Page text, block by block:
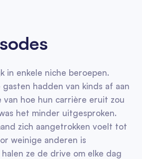
in enkele niche beroepen.
gasten hadden van kinds af aan
van hoe hun carrière eruit zou
het minder uitgesproken.
zich aangetrokken voelt tot
weinige anderen is
ze de drive om elke dag